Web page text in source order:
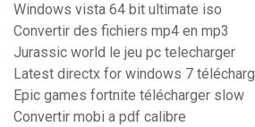
Windows vista 64 bit ultimate iso
Convertir des fichiers mp4 en mp3
Jurassic world le jeu pc telecharger
Latest directx for windows 7
Epic games fortnite télécharger slow
Convertir mobi a pdf calibre